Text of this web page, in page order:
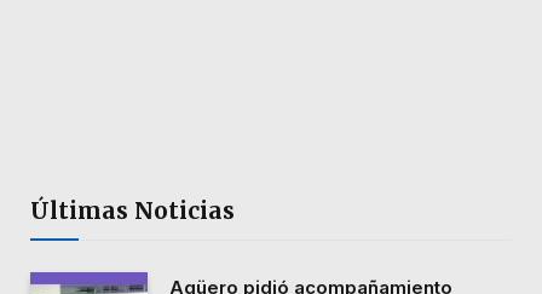
Últimas Noticias
Agüero pidió acompañamiento